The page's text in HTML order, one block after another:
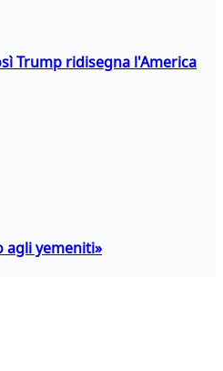
Trump ridisegna l'America
agli yemeniti»